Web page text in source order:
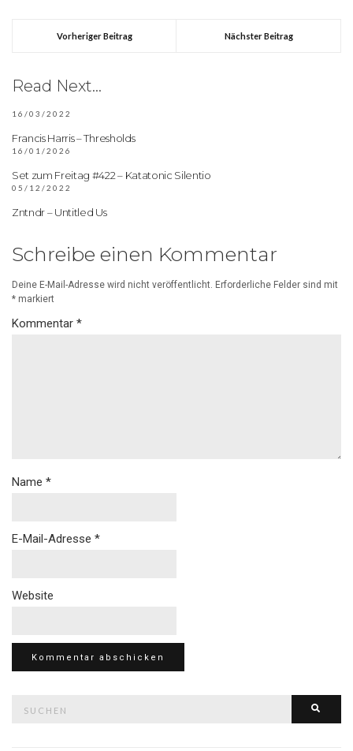
Vorheriger Beitrag Nächster Beitrag
Read Next...
16/03/2022
Francis Harris – Thresholds
16/01/2026
Set zum Freitag #422 – Katatonic Silentio
05/12/2022
Zntndr – Untitled Us
Schreibe einen Kommentar
Deine E-Mail-Adresse wird nicht veröffentlicht. Erforderliche Felder sind mit
* markiert
Kommentar *
Name *
E-Mail-Adresse *
Website